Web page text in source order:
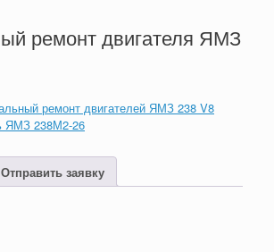
ремонт двигателя ЯМЗ
ремонт двигателей ЯМЗ 238 V8
ЯМЗ 238М2-26
Отправить заявку